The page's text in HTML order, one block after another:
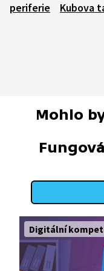
periferie
Kubova
Mohlo
Digitální